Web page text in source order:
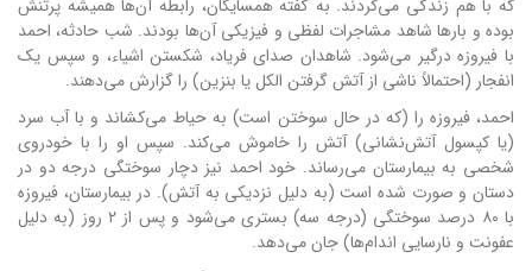
که با هم زندگی می‌کردند. به گفته همسایگان، رابطه آن‌ها همیشه پرتنش
بوده و بارها شاهد مشاجرات لفظی و فیزیکی آن‌ها بودند. شب حادثه، احمد
با فیروزه درگیر می‌شود. شاهدان صدای فریاد، شکستن اشیاء، و سپس یک
انفجار (احتمالاً ناشی از آتش گرفتن الکل یا بنزین) را گزارش می‌دهند.
احمد، فیروزه را (که در حال سوختن است) به حیاط می‌کشاند و با آب سرد
(یا کپسول آتش‌نشانی) آتش را خاموش می‌کند. سپس او را با خودروی
شخصی به بیمارستان می‌رساند. خود احمد نیز دچار سوختگی درجه دو در
دستان و صورت شده است (به دلیل نزدیکی به آتش). در بیمارستان، فیروزه
با ۸۰ درصد سوختگی (درجه سه) بستری می‌شود و پس از ۲ روز (به دلیل
عفونت و نارسایی اندام‌ها) جان می‌دهد.